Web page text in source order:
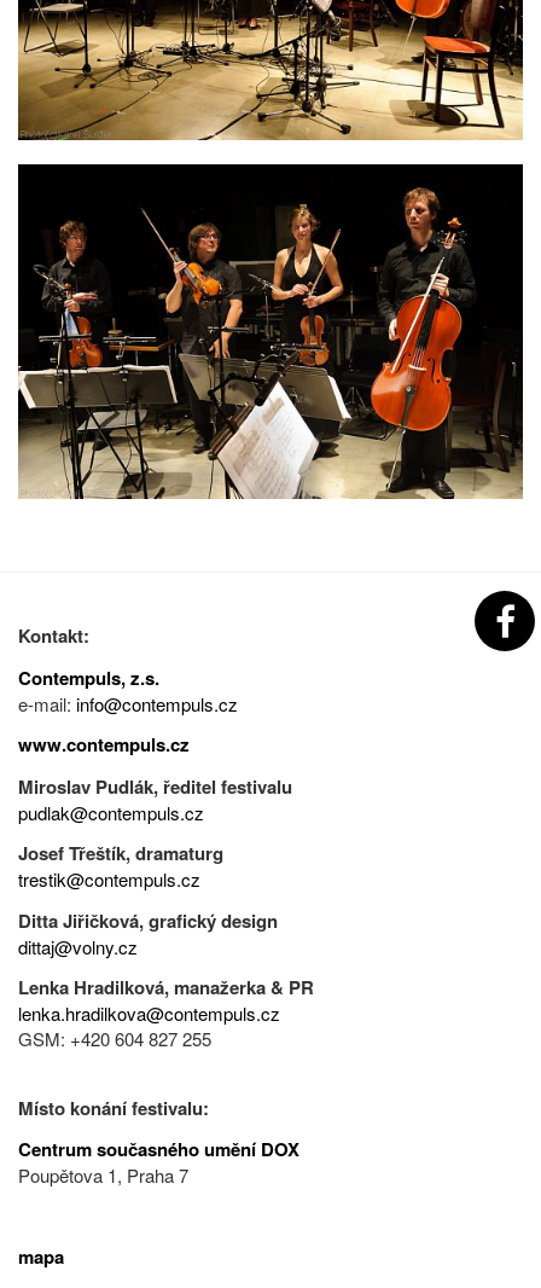
Kontakt:
Contempuls, z.s.
e-mail: info@contempuls.cz
www.contempuls.cz
Miroslav Pudlák, ředitel festivalu
pudlak@contempuls.cz
Josef Třeštík, dramaturg
trestik@contempuls.cz
Ditta Jiřičková, grafický design
dittaj@volny.cz
Lenka Hradilková, manažerka & PR
lenka.hradilkova@contempuls.cz
GSM: +420 604 827 255
Místo konání festivalu:
Centrum současného umění DOX
Poupětova 1, Praha 7
mapa